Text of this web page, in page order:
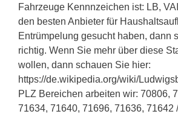
Fahrzeuge Kennnzeichen ist: LB,
den besten Anbieter für
Entrümpelung gesucht haben, dann
richtig. Wenn Sie mehr über diese
wollen, dann schauen Sie hier:
https://de.wikipedia.org/wiki/
PLZ Bereichen arbeiten wir: 70806,
71634, 71640, 71696, 71636, 71642